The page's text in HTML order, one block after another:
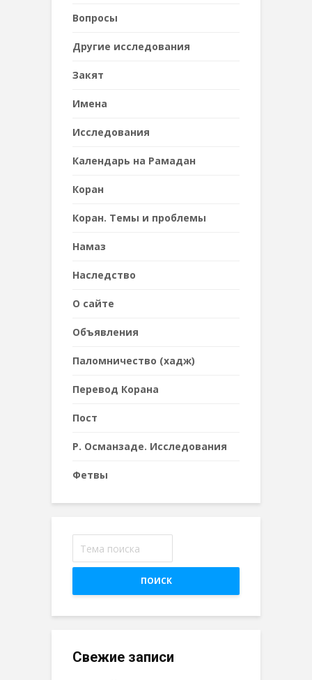
Вопросы
Другие исследования
Закят
Имена
Исследования
Календарь на Рамадан
Коран
Коран. Темы и проблемы
Намаз
Наследствo
О сайте
Объявления
Паломничество (хадж)
Перевод Корана
Пост
Р. Османзаде. Исследования
Фетвы
ПОИСК
Свежие записи